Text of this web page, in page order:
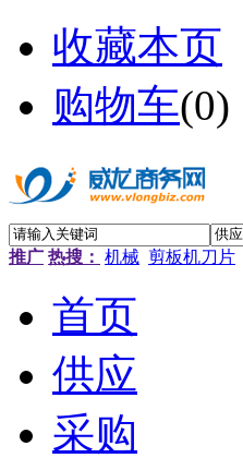
收藏本页
购物车(0)
推广 热搜： 机械 剪板机刀片
首页
供应
采购